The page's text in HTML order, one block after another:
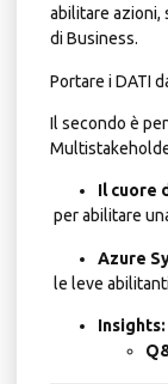
abilitare azioni,
di Business.
Portare i DATI
Il secondo è
Il cuore
per abilitare
Azure
le leve